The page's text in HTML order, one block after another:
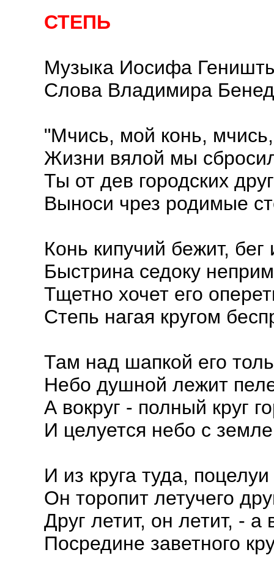
СТЕПЬ
Музыка Иосифа
Слова Владимира
"Мчись, мой конь,
Жизни вялой мы
Ты от дев городских
Выноси чрез родимые
Конь кипучий бежит, бег
Быстрина седоку
Тщетно хочет его
Степь нагая кругом
Там над шапкой его
Небо душной лежит
А вокруг - полный круг
И целуется небо с
И из круга туда,
Он торопит летучего
Друг летит, он летит, - а
Посредине заветного